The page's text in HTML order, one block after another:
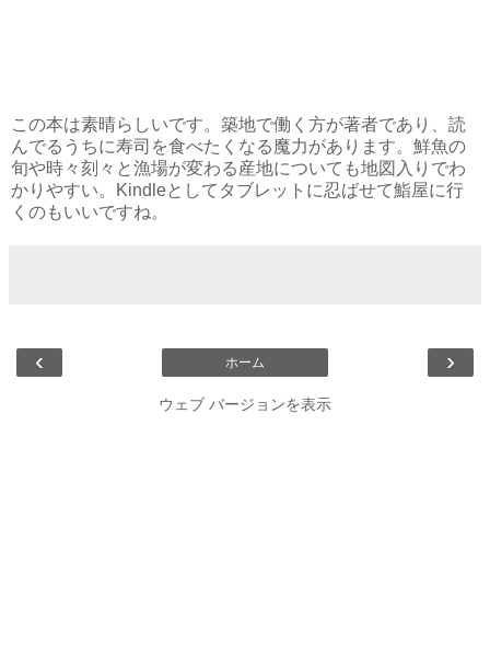
この本は素晴らしいです。築地で働く方が著者であり、読
んでるうちに寿司を食べたくなる魔力があります。鮮魚の
旬や時々刻々と漁場が変わる産地についても地図入りでわ
かりやすい。Kindleとしてタブレットに忍ばせて鮨屋に行
くのもいいですね。
‹ ›
ホーム
ウェブ バージョンを表示